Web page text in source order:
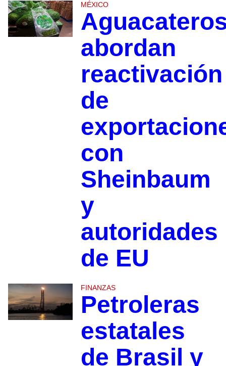
MÉXICO
abordan
reactivación
de
con
Sheinbaum
y
autoridades
de EU
FINANZAS
Petroleras
estatales
de Brasil y